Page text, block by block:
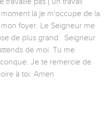
là je m'occupe de la
foyer. Le Seigneur me
de plus grand.  Seigneur
de moi. Tu me
Je te remercie de
à toi. Amen